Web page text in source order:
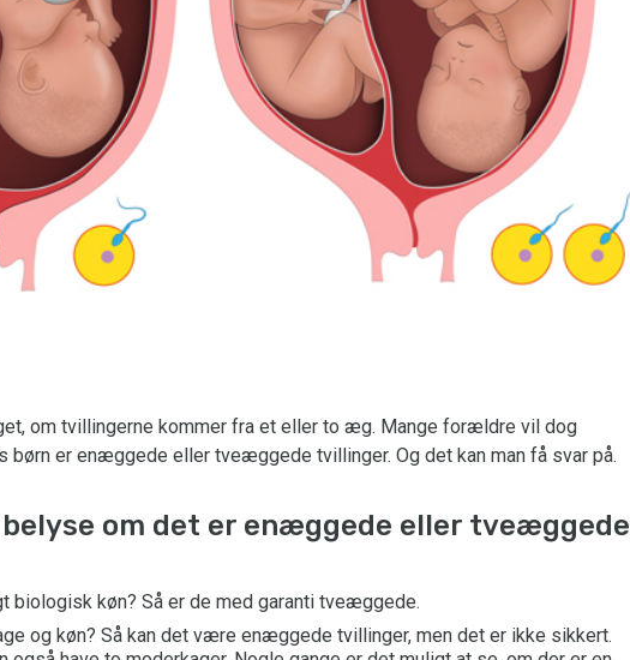
om tvillingerne kommer fra et eller to æg. Mange forældre vil dog
børn er enæggede eller tveæggede tvillinger. Og det kan man få svar på.
om det er enæggede eller tveæggede
biologisk køn? Så er de med garanti tveæggede.
og køn? Så kan det være enæggede tvillinger, men det er ikke sikkert.